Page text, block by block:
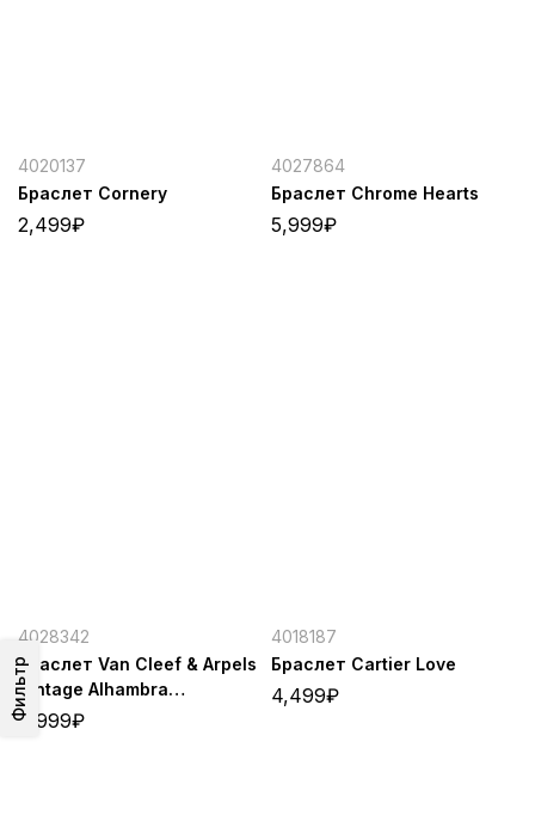
Фильтр
4020137
Браслет Cornery
2,499₽
4027864
Браслет Chrome Hearts
5,999₽
4028342
Браслет Van Cleef & Arpels
Vintage Alhambra
Silver/White
9,999₽
4018187
Браслет Cartier Love
4,499₽